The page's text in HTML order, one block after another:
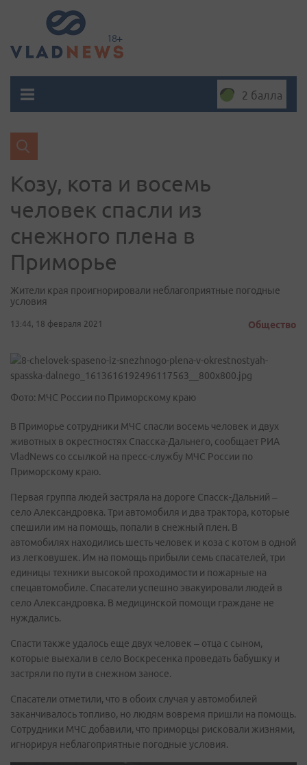
2 балла
Козу, кота и восемь
человек спасли из
снежного плена в
Приморье
Жители края проигнорировали неблагоприятные погодные
условия
13:44, 18 февраля 2021 Общество
Фото: МЧС России по Приморскому краю
В Приморье сотрудники МЧС спасли восемь человек и двух
животных в окрестностях Спасска-Дальнего, сообщает РИА
VladNews со ссылкой на пресс-службу МЧС России по
Приморскому краю.
Первая группа людей застряла на дороге Спасск-Дальний –
село Александровка. Три автомобиля и два трактора, которые
спешили им на помощь, попали в снежный плен. В
автомобилях находились шесть человек и коза с котом в одной
из легковушек. Им на помощь прибыли семь спасателей, три
единицы техники высокой проходимости и пожарные на
спецавтомобиле. Спасатели успешно эвакуировали людей в
село Александровка. В медицинской помощи граждане не
нуждались.
Спасти также удалось еще двух человек – отца с сыном,
которые выехали в село Воскресенка проведать бабушку и
застряли по пути в снежном заносе.
Спасатели отметили, что в обоих случая у автомобилей
заканчивалось топливо, но людям вовремя пришли на помощь.
Сотрудники МЧС добавили, что приморцы рисковали жизнями,
игнорируя неблагоприятные погодные условия.